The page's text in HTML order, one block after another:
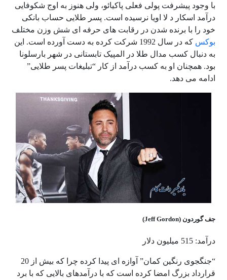
با وجود پیشرفت پولی فعلی پاکیائو، ولی هنوز به اوج شکوفایی
درآمد اسکار د لا اویا نرسیده است. پسر طلایی حساب بانکی
خود را با برنده شدن در رقابت های حرفه ای شش وزن مختلف
بوکس
که در سال 1992 شرکت کرده به دست آورده است. این
به دنبال کسب مدال طلا در المپیک تابستانی در شهر بارسلونا
بود. همچنان او به کسب درآمد از کار “تبلیغات پسر طلایی”
ادامه می دهد.
جف گوردون (Jeff Gordon)
درآمد: 515 میلیون دلار
“جنگجوی رنگین کمان” آوازه ای پیدا کرده چرا که بیش از 20
قرارداد بزرگ امضا کرده است که با درآمدهای بالایی که با برد